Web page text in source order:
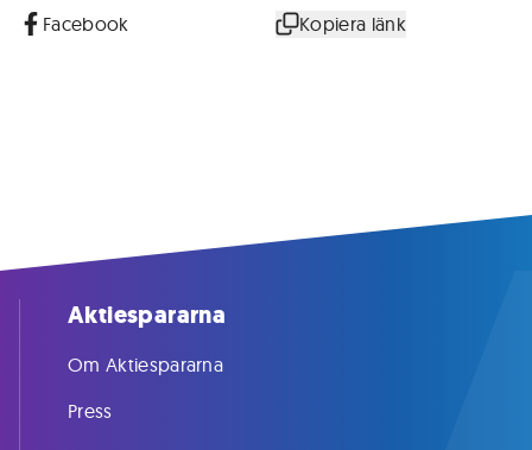
Facebook Kopiera länk
Aktiespararna
Om Aktiespararna
Press